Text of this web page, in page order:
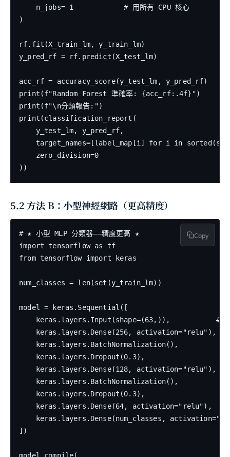
    n_jobs=-1            # 用所有 CPU 核心
)
rf.fit(X_train_lm, y_train_lm)
y_pred_rf = rf.predict(X_test_lm)
acc_rf = accuracy_score(y_test_lm, y_pred_rf)
print(f"Random Forest 準確率: {acc_rf:.4f}")
print(f"\n分類報告:")
print(classification_report(
    y_test_lm, y_pred_rf,
target_names=[label_map[i] for i in
    zero_division=0
5.2 方法 B：小型神經網路（更高精度）
# ★ 小型 MLP 分類器——精度更高 ★
import tensorflow as tf
from tensorflow import keras
num_classes = len(set(y_train_lm))
model = keras.Sequential([
keras.layers.Input(shape=(63,)),           #
    keras.layers.Dense(256, activation="relu"),
    keras.layers.BatchNormalization(),
    keras.layers.Dropout(0.3),
    keras.layers.Dense(128, activation="relu"),
    keras.layers.BatchNormalization(),
    keras.layers.Dropout(0.3),
    keras.layers.Dense(64, activation="relu"),
keras.layers.Dense(num_classes,
])
Copy